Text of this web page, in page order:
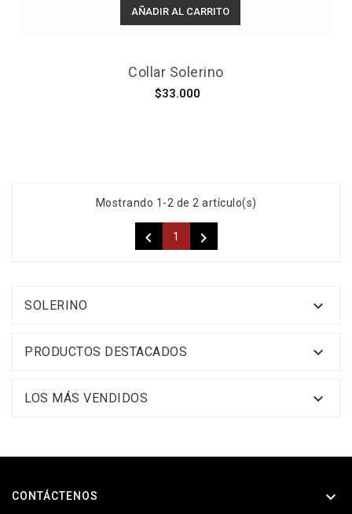
AÑADIR AL CARRITO
Collar Solerino
$33.000
Mostrando 1-2 de 2 artículo(s)
 1 
SOLERINO 
PRODUCTOS DESTACADOS 
LOS MÁS VENDIDOS 
CONTÁCTENOS 